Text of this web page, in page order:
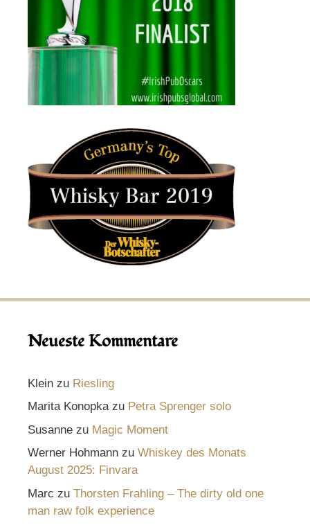
Neueste Kommentare
Klein zu Riesling
Marita Konopkazu Petra Sprenger solo
Susanne zu Magic Moment
Werner Hohmann zu Whiskey des Monats
August 2025: Finvara
Marc zu Thorsten Frahling – The dirty old one
man raw folk experience